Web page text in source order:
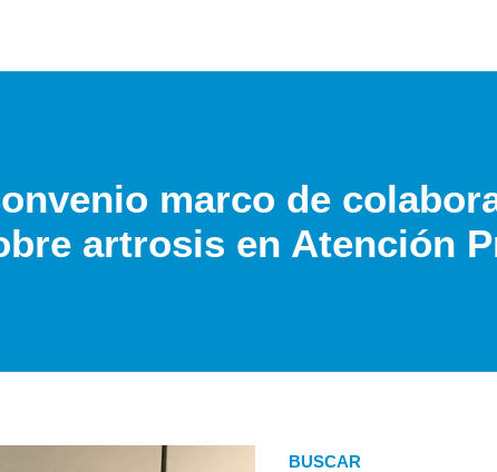
marco de
artrosis en Atención
BUSCAR